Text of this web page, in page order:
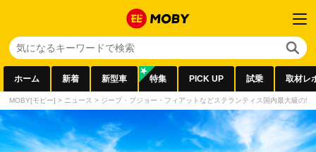
ホーム 新着 新型車 特集 PICK UP 試乗 取材レ
MOBY[モビー] > ニュース > ジープ・プジョー・フィアットなどステランティス国内最大級の